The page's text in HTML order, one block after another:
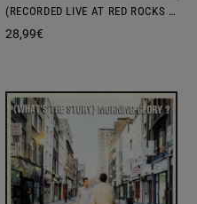
(RECORDED LIVE AT RED ROCKS AMPHITHEATRE) THE SOFT BULLETIN
28,99€